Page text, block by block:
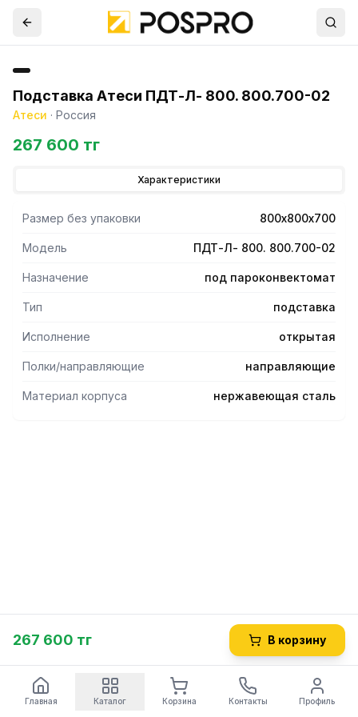
Подставка Атеси ПДТ-Л- 800. 800.700-02
Атеси · Россия
267 600 тг
Характеристики
Размер без упаковки 800х800х700
Модель ПДТ-Л- 800. 800.700-02
Назначение под пароконвектомат
Тип подставка
Исполнение открытая
Полки/направляющие направляющие
Материал корпуса нержавеющая сталь
267 600 тг В корзину
Главная Каталог Корзина Контакты Профиль